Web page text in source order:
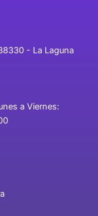
- La Laguna
a Viernes: